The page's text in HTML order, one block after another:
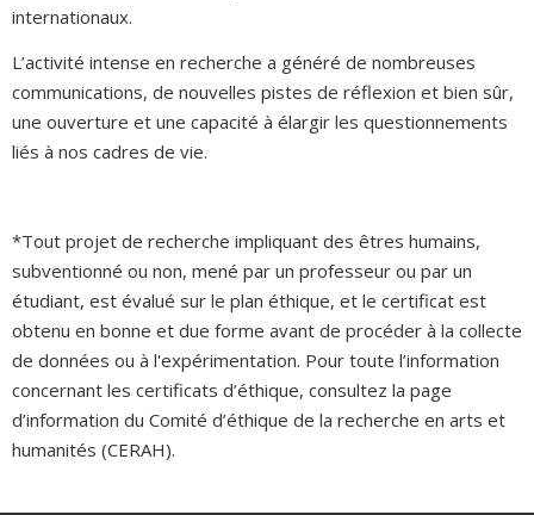
internationaux.
L’activité intense en recherche a généré de nombreuses
communications, de nouvelles pistes de réflexion et bien sûr,
une ouverture et une capacité à élargir les questionnements
liés à nos cadres de vie.
*Tout projet de recherche impliquant des êtres humains,
subventionné ou non, mené par un professeur ou par un
étudiant, est évalué sur le plan éthique, et le certificat est
obtenu en bonne et due forme avant de procéder à la collecte
de données ou à l'expérimentation. Pour toute l’information
concernant les certificats d’éthique, consultez la page
d’information du Comité d’éthique de la recherche en arts et
humanités (CERAH).